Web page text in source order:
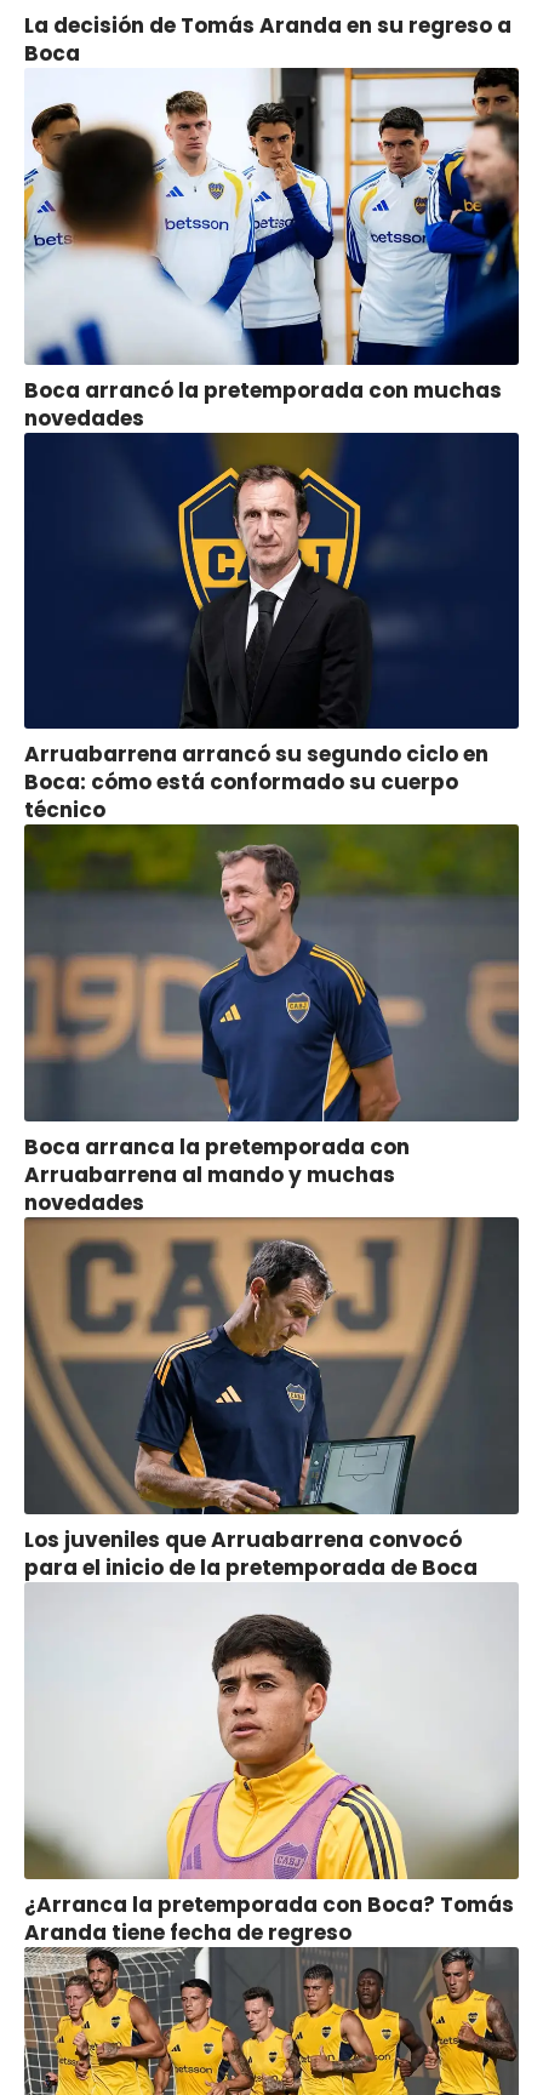
La decisión de Tomás Aranda en su regreso a
Boca
Boca arrancó la pretemporada con muchas
novedades
Arruabarrena arrancó su segundo ciclo en
Boca: cómo está conformado su cuerpo
técnico
Boca arranca la pretemporada con
Arruabarrena al mando y muchas
novedades
Los juveniles que Arruabarrena convocó
para el inicio de la pretemporada de Boca
¿Arranca la pretemporada con Boca? Tomás
Aranda tiene fecha de regreso